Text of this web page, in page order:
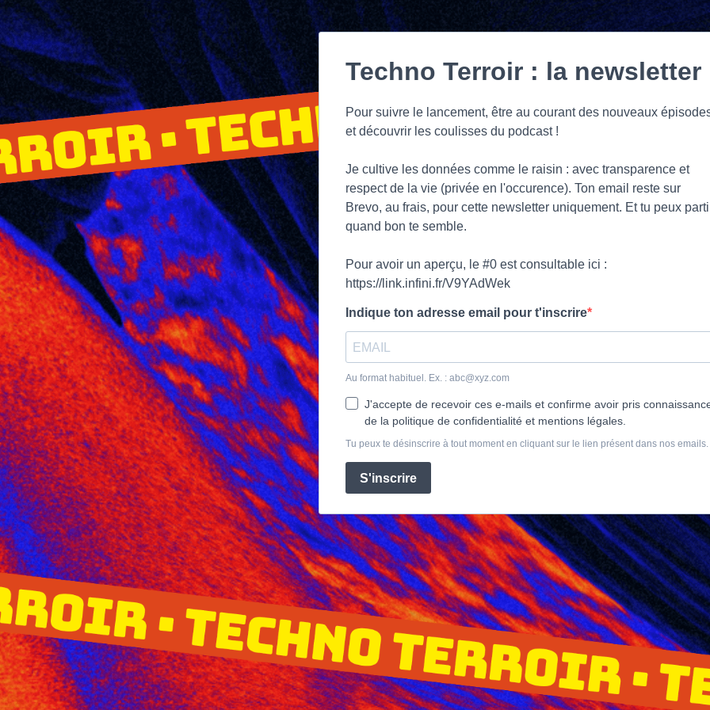
Techno Terroir : la newsletter
Pour suivre le lancement, être au courant des nouveaux
et découvrir les coulisses du podcast !
Je cultive les données comme le raisin : avec transparence et
respect de la vie (privée en l'occurence). Ton email reste sur
Brevo, au frais, pour cette newsletter uniquement. Et tu peux
quand bon te semble.
Pour avoir un aperçu, le #0 est consultable ici :
https://link.infini.fr/V9YAdWek
Indique ton adresse email pour t'inscrire
Au format habituel. Ex. : abc@xyz.com
J'accepte de recevoir ces e-mails et confirme avoir pris
de la politique de confidentialité et mentions légales.
Tu peux te désinscrire à tout moment en cliquant sur le lien présent dans nos emails.
S'inscrire